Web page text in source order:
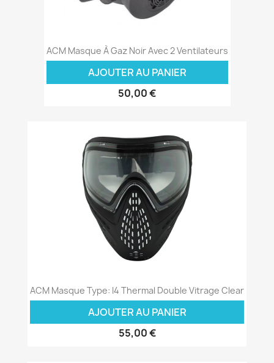
ACM Masque À Gaz Noir Avec 2 Ventilateurs
AJOUTER AU PANIER
50,00 €
ACM Masque Type: I4 Thermal Double Vitrage Clear
AJOUTER AU PANIER
55,00 €